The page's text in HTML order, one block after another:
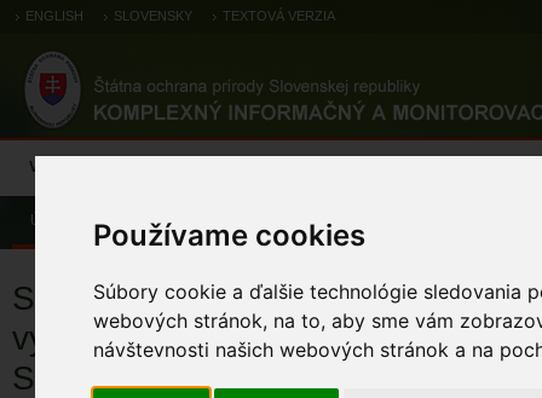
Používame cookies
Súbory cookie a ďalšie technológie sledovania
webových stránok, na to, aby sme vám
návštevnosti našich webových stránok a na
ENGLISH SLOVENSKY TEXTOVÁ VERZIA
Výsledky monitoringu
Úvod Rýchla voľba
Správa o stave biotopov a druhov
významu za obdobie rokov 2007-
Slovenskej republike